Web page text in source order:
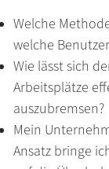
Welche
welche
Wie lässt sich
Arbeitsplätze
auszubremsen?
Mein
Ansatz bringe